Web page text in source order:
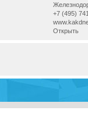
+7 (495)
Открыть